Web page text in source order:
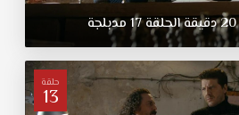
20دقيقةالحلقة17 مدبلجة
حلقة
13